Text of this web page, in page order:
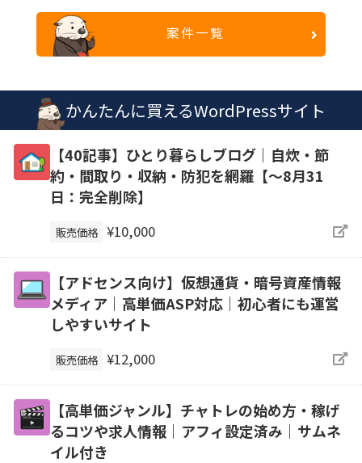
案件一覧
かんたんに買えるWordPressサイト
【40記事】ひとり暮らしブログ｜自炊・節
約・間取り・収納・防犯を網羅【～8月31
日：完全削除】
販売価格 ¥10,000
【アドセンス向け】仮想通貨・暗号資産情報
メディア｜高単価ASP対応｜初心者にも運営
しやすいサイト
販売価格 ¥12,000
【高単価ジャンル】チャトレの始め方・稼げ
るコツや求人情報｜アフィ設定済み｜サムネ
イル付き